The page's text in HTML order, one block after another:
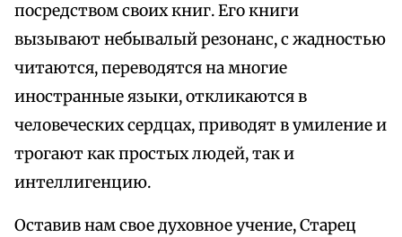
посредством своих книг. Его книги
вызывают небывалый резонанс, с жадностью
читаются, переводятся на многие
иностранные языки, откликаются в
человеческих сердцах, приводят в умиление и
трогают как простых людей, так и
интеллигенцию.
Оставив нам свое духовное учение, Старец